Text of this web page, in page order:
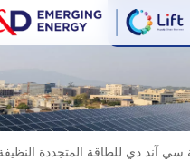
آند دي للطاقة المتجددة